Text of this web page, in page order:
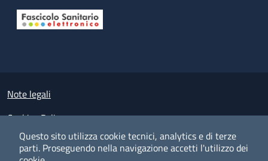
Questo sito utilizza cookie tecnici, analytics e di terze
parti. Proseguendo nella navigazione accetti l'utilizzo dei
Small prints
Note legali
Cookies Policy
Policy privacy e protezione del dato personale